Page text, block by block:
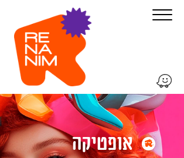
לתוכן
אופטיקה